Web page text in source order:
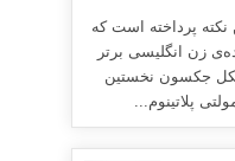
پرداخته است که
زن انگلیسی برتر
جکسون نخستین